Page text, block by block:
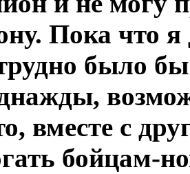
Пока что
было
вместе с
бойцам-